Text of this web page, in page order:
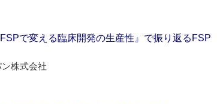
で変える臨床開発の生産性』で振り返るFSP
株式会社